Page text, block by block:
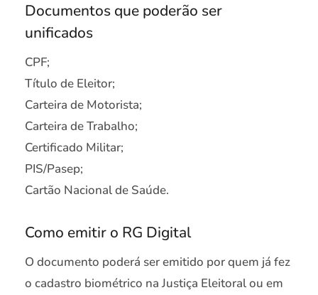
Documentos que poderão ser
unificados
CPF;
Título de Eleitor;
Carteira de Motorista;
Carteira de Trabalho;
Certificado Militar;
PIS/Pasep;
Cartão Nacional de Saúde.
Como emitir o RG Digital
O documento poderá ser emitido por quem já fez
o cadastro biométrico na Justiça Eleitoral ou em